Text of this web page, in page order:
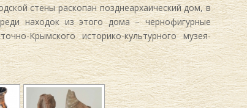
стены раскопан позднеархаический дом, в
находок из этого дома – чернофигурные
Крымского историко-культурного музея-